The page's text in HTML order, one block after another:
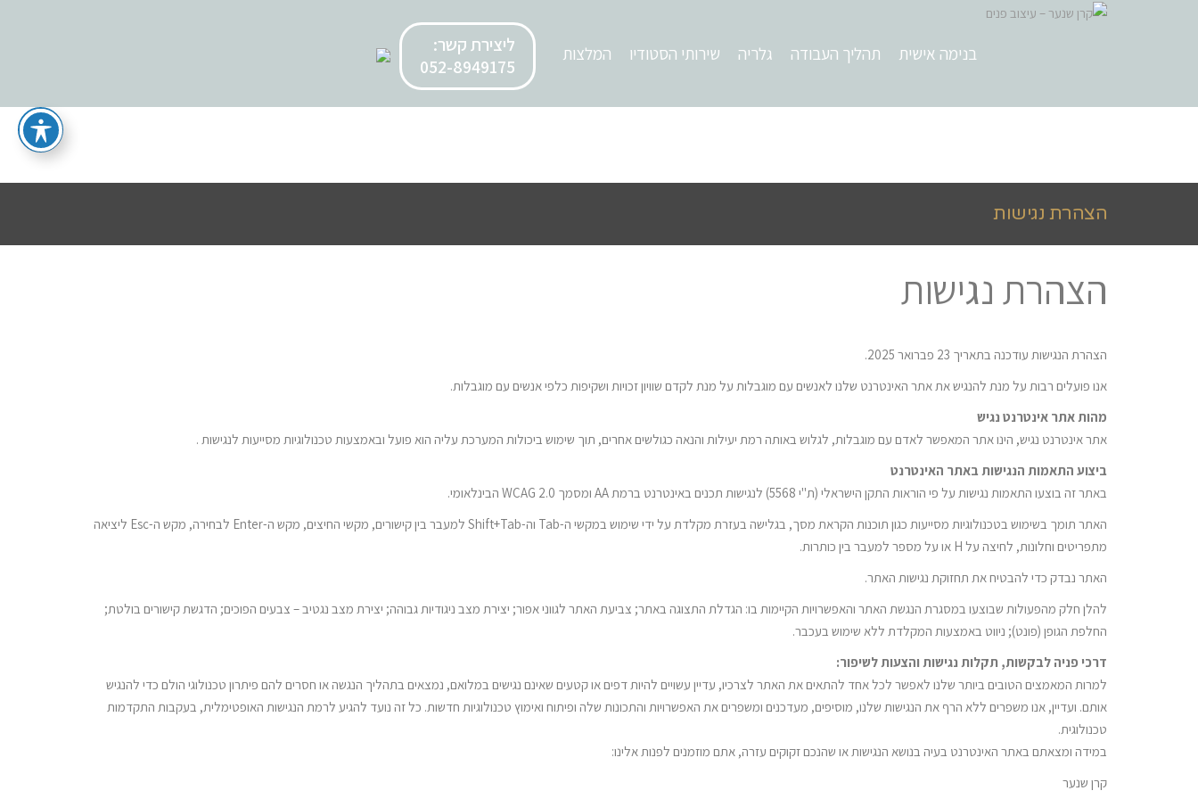
בנימה אישית תהליך העבודה גלריה שירותי הסטודיו המלצות
ליצירת קשר:
052-8949175
הצהרת נגישות
הצהרת נגישות
הצהרת הנגישות עודכנה בתאריך 23 פברואר 2025.
אנו פועלים רבות על מנת להנגיש את אתר האינטרנט שלנו לאנשים עם מוגבלות על מנת לקדם שוויון זכויות ושקיפות כלפי אנשים עם מוגבלות.
מהות אתר אינטרנט נגיש
אתר אינטרנט נגיש, הינו אתר המאפשר לאדם עם מוגבלות, לגלוש באותה רמת יעילות והנאה כגולשים אחרים, תוך שימוש ביכולות המערכת עליה הוא פועל ובאמצעות טכנולוגיות מסייעות לנגישות .
ביצוע התאמות הנגישות באתר האינטרנט
באתר זה בוצעו התאמות נגישות על פי הוראות התקן הישראלי (ת"י 5568) לנגישות תכנים באינטרנט ברמת AA ומסמך WCAG 2.0 הבינלאומי.
האתר תומך בשימוש בטכנולוגיות מסייעות כגון תוכנות הקראת מסך, בגלישה בעזרת מקלדת על ידי שימוש במקשי ה-Tab וה-Shift+Tab למעבר בין קישורים, מקשי החיצים, מקש ה-Enter לבחירה, מקש ה-Esc ליציאה
מתפריטים וחלונות, לחיצה על H או על מספר למעבר בין כותרות.
האתר נבדק כדי להבטיח את תחזוקת נגישות האתר.
להלן חלק מהפעולות שבוצעו במסגרת הנגשת האתר והאפשרויות הקיימות בו: הגדלת התצוגה באתר; צביעת האתר לגווני אפור; יצירת מצב ניגודיות גבוהה; יצירת מצב נגטיב – צבעים הפוכים; הדגשת קישורים בולטת;
החלפת הגופן (פונט); ניווט באמצעות המקלדת ללא שימוש בעכבר.
דרכי פניה לבקשות, תקלות נגישות והצעות לשיפור:
למרות המאמצים הטובים ביותר שלנו לאפשר לכל אחד להתאים את האתר לצרכיו, עדיין עשויים להיות דפים או קטעים שאינם נגישים במלואם, נמצאים בתהליך הנגשה או חסרים להם פיתרון טכנולוגי הולם כדי להנגיש
אותם. ועדיין, אנו משפרים ללא הרף את הנגישות שלנו, מוסיפים, מעדכנים ומשפרים את האפשרויות והתכונות שלה ופיתוח ואימוץ טכנולוגיות חדשות. כל זה נועד להגיע לרמת הנגישות האופטימלית, בעקבות התקדמות
טכנולוגית.
במידה ומצאתם באתר האינטרנט בעיה בנושא הנגישות או שהנכם זקוקים עזרה, אתם מוזמנים לפנות אלינו:
קרן שנער